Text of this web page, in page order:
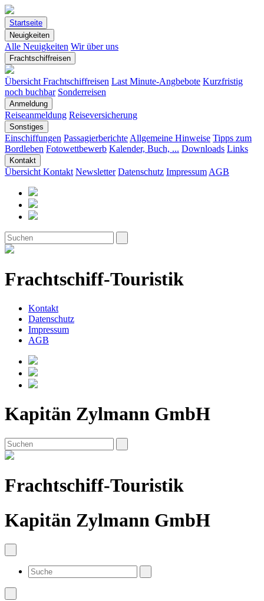
Startseite
Neuigkeiten
Alle Neuigkeiten Wir über uns
Frachtschiffreisen
Übersicht Frachtschiffreisen Last Minute-Angbebote Kurzfristig
noch buchbar Sonderreisen
Anmeldung
Reiseanmeldung Reiseversicherung
Sonstiges
Einschiffungen Passagierberichte Allgemeine Hinweise Tipps zum
Bordleben Fotowettbewerb Kalender, Buch, ... Downloads Links
Kontakt
Übersicht Kontakt Newsletter Datenschutz Impressum AGB
Frachtschiff-Touristik
Kontakt
Datenschutz
Impressum
AGB
Kapitän Zylmann GmbH
Frachtschiff-Touristik
Kapitän Zylmann GmbH